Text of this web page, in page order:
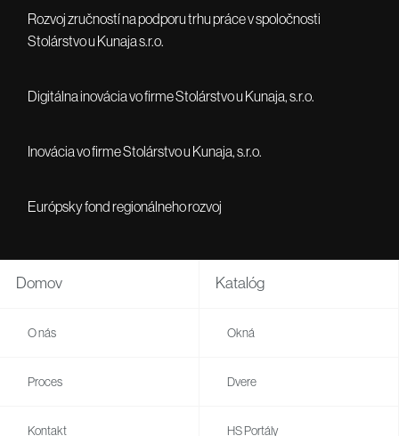
Rozvoj zručností na podporu trhu práce v spoločnosti
Stolárstvo u Kunaja s.r.o.
Digitálna inovácia vo firme Stolárstvo u Kunaja, s.r.o.
Inovácia vo firme Stolárstvo u Kunaja, s.r.o.
Európsky fond regionálneho rozvoj
Domov
O nás
Proces
Kontakt
Katalóg
Okná
Dvere
HS Portály